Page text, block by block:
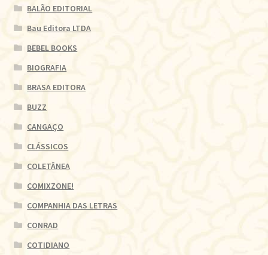
BALÃO EDITORIAL
Bau Editora LTDA
BEBEL BOOKS
BIOGRAFIA
BRASA EDITORA
BUZZ
CANGAÇO
CLÁSSICOS
COLETÂNEA
COMIXZONE!
COMPANHIA DAS LETRAS
CONRAD
COTIDIANO